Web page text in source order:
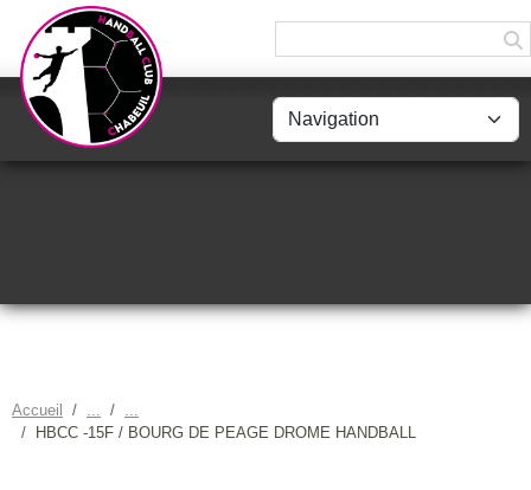
Accueil
HBCC -15F / BOURG DE PEAGE DROME HANDBALL
Panneau de gestion des cookies